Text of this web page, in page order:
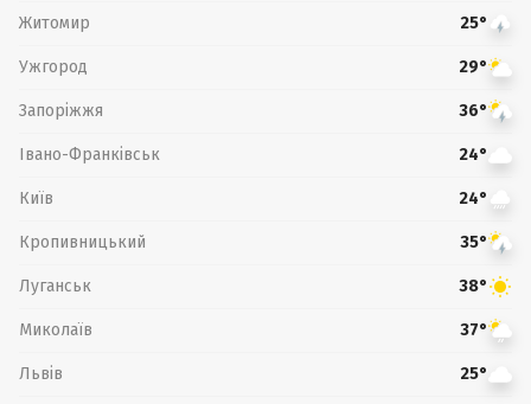
Житомир 25°
Ужгород 29°
Запоріжжя 36°
Івано-Франківськ 24°
Київ 24°
Кропивницький 35°
Луганськ 38°
Миколаїв 37°
Львів 25°